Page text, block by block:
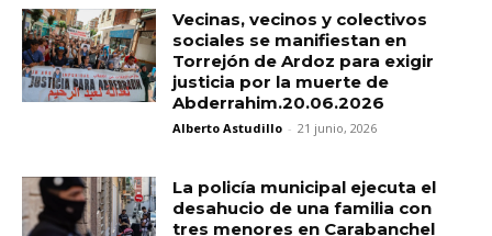
Vecinas, vecinos y colectivos
sociales se manifiestan en
Torrejón de Ardoz para exigir
justicia por la muerte de
Abderrahim.20.06.2026
Alberto Astudillo - 21 junio, 2026
La policía municipal ejecuta el
desahucio de una familia con
tres menores en Carabanchel